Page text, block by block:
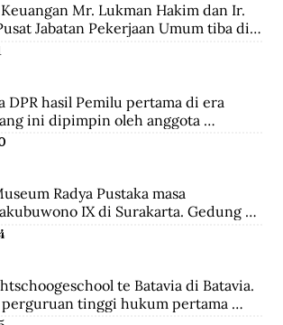
Mr. Lukman Hakim dan Ir.
Jabatan Pekerjaan Umum tiba di
Sekutu dari Palembang. Di
mereka disambut oleh Mr. Mohd.
DPR hasil Pemilu pertama di era
ini dipimpin oleh anggota
dibantu anggota parlemen termuda,
(84 tahun) dari Partai NU dan
Mahendra (25 tahun) dari Golkar.
Radya Pustaka masa
IX di Surakarta. Gedung
kediaman seorang warga
Johannes Busselaar yang berisikan
buku kuno, dan arca.
te Batavia di Batavia.
tinggi hukum pertama
Gubernur Jenderal J.B van heutsz.